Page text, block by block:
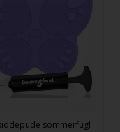
sommerfugl